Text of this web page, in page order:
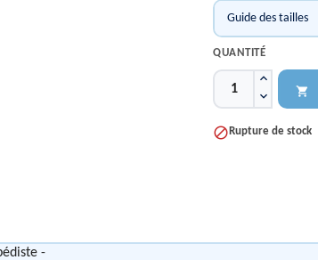
Guide des tailles
QUANTITÉ

 Rupture de stock